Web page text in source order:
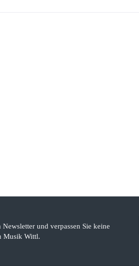
und verpassen Sie keine
Musik Wittl.